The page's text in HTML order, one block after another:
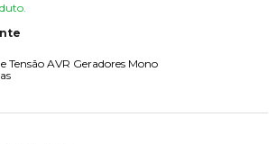
Tensão AVR Geradores Mono